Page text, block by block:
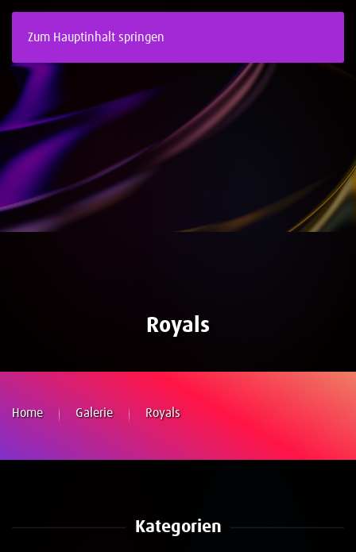
Zum Hauptinhalt springen
Royals
Home Galerie Royals
Kategorien